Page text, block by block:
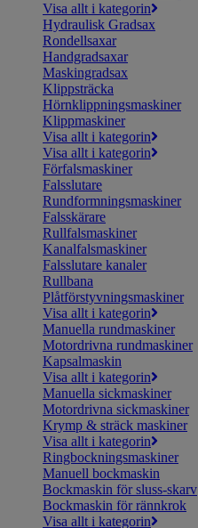
Visa allt i kategorin
Hydraulisk Gradsax
Rondellsaxar
Handgradsaxar
Maskingradsax
Klippsträcka
Hörnklippningsmaskiner
Klippmaskiner
Visa allt i kategorin
Visa allt i kategorin
Förfalsmaskiner
Falsslutare
Rundformningsmaskiner
Falsskärare
Rullfalsmaskiner
Kanalfalsmaskiner
Falsslutare kanaler
Rullbana
Plåtförstyvningsmaskiner
Visa allt i kategorin
Manuella rundmaskiner
Motordrivna rundmaskiner
Kapsalmaskin
Visa allt i kategorin
Manuella sickmaskiner
Motordrivna sickmaskiner
Krymp & sträck maskiner
Visa allt i kategorin
Ringbockningsmaskiner
Manuell bockmaskin
Bockmaskin för sluss-skarv
Bockmaskin för rännkrok
Visa allt i kategorin